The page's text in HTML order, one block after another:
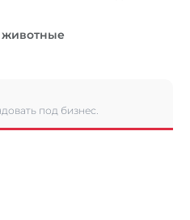
под бизнес.